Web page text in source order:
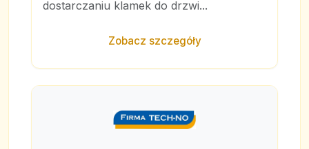
dostarczaniu klamek do drzwi...
Zobacz szczegóły